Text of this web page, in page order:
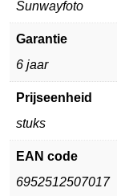
Sunwayfoto
Garantie
6 jaar
Prijseenheid
stuks
EAN code
6952512507017